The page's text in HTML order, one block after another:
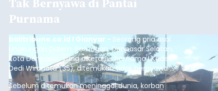
Tak Bernyawa di Pantai
Purnama
balitribune.co.id I Gianyar - Seorang pria asal
Lingkungan Dalem, Pemogan, Denpasar Selatan,
Kota Denpasar, yang diketahui bernama I Kadek
Dedi Wiranata (35), ditemukan tidak bernyawa di
pesisir Pantai Purnama, Sukawati.
Sebelum ditemukan meninggal dunia, korban